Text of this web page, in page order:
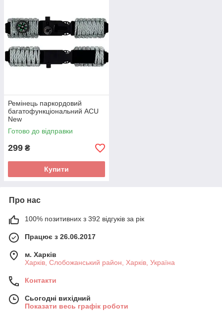
Ремінець паркордовий
багатофункціональний ACU
New
Готово до відправки
299 ₴
Купити
Про нас
100% позитивних з 392 відгуків за рік
Працює з 26.06.2017
м. Харків
Харків, Слобожанський район, Харків, Україна
Контакти
Сьогодні вихідний
Показати весь графік роботи